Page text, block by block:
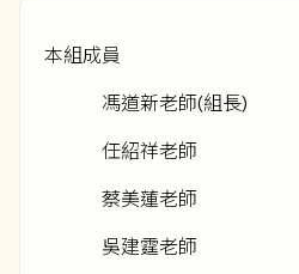
本組成員
馮道新老師(組長)
任紹祥老師
蔡美蓮老師
吳建霆老師